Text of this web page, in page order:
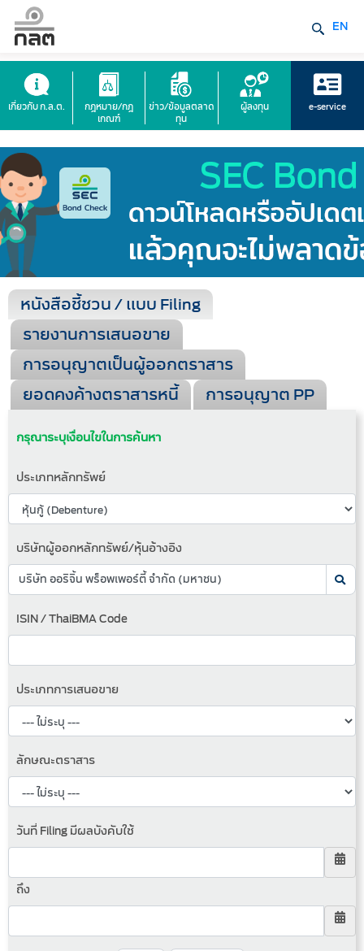
EN
เกี่ยวกับ ก.ล.ต.
กฎหมาย/กฎ
เกณฑ์
ข่าว/ข้อมูลตลาด
ทุน
ผู้ลงทุน e-service
หนังสือชี้ชวน / แบบ Filing
รายงานการเสนอขาย
การอนุญาตเป็นผู้ออกตราสาร
ยอดคงค้างตราสารหนี้
การอนุญาต PP
กรุณาระบุเงื่อนไขในการค้นหา
ประเภทหลักทรัพย์
บริษัทผู้ออกหลักทรัพย์/หุ้นอ้างอิง
ISIN / ThaiBMA Code
ประเภทการเสนอขาย
ลักษณะตราสาร
วันที่ Filing มีผลบังคับใช้
ถึง